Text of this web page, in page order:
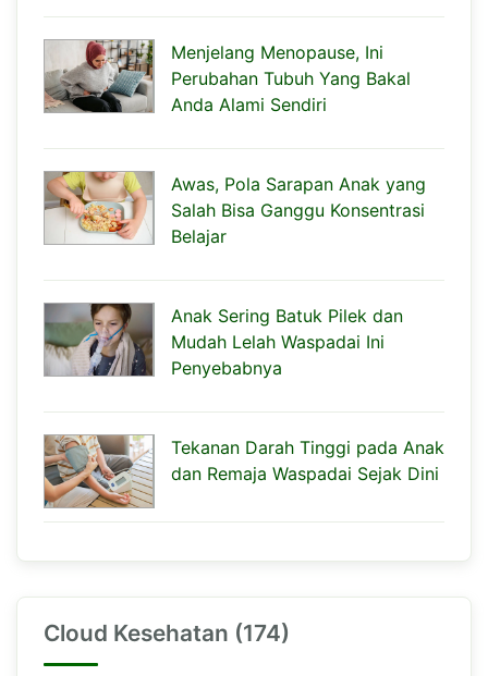
Menjelang Menopause, Ini
Perubahan Tubuh Yang Bakal
Anda Alami Sendiri
Awas, Pola Sarapan Anak yang
Salah Bisa Ganggu Konsentrasi
Belajar
Anak Sering Batuk Pilek dan
Mudah Lelah Waspadai Ini
Penyebabnya
Tekanan Darah Tinggi pada Anak
dan Remaja Waspadai Sejak Dini
Cloud Kesehatan (174)